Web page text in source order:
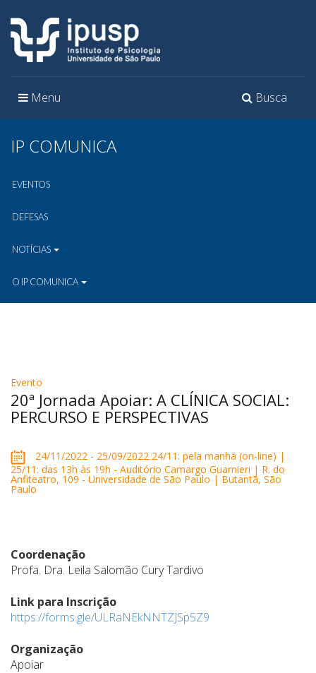
Toggle
Busca
Toggle
Menu
IP COMUNICA
EVENTOS
DEFESAS
NOTÍCIAS
O IP COMUNICA
Evento
20ª Jornada Apoiar: A CLÍNICA SOCIAL:
PERCURSO E PERSPECTIVAS
24/11/2022 - 25/09/2022 24/11: pela manhã (on-line) |
25/11: das 13h às 19h - Auditório Camargo Guarnieri | R. do
Anfiteatro, 109 - Universidade de São Paulo | Butantã, São
Paulo
Coordenação
Profa. Dra. Leila Salomão Cury Tardivo
Link para Inscrição
https://forms.gle/ULRaNEkNNTZJSp5Z9
Organização
Apoiar